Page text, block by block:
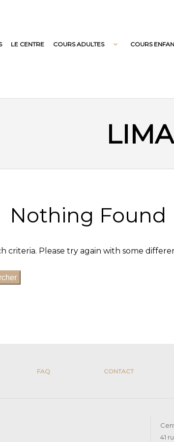
LE CENTRE COURS ADULTES COURS
Nothing Found
criteria. Please try again with some
FAQ CONTACT
41